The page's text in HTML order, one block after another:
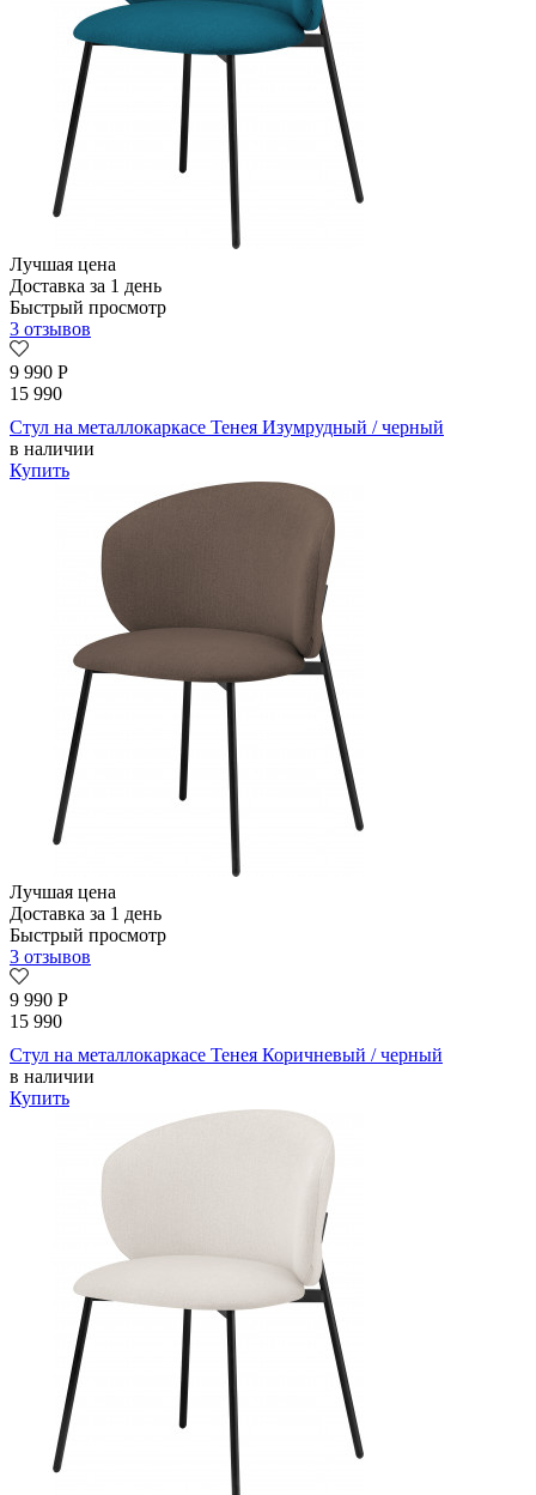
Лучшая цена
Доставка за 1 день
Быстрый просмотр
3 отзывов
9 990 Р
15 990
Стул на металлокаркасе Тенея Изумрудный / черный
в наличии
Купить
Лучшая цена
Доставка за 1 день
Быстрый просмотр
3 отзывов
9 990 Р
15 990
Стул на металлокаркасе Тенея Коричневый / черный
в наличии
Купить